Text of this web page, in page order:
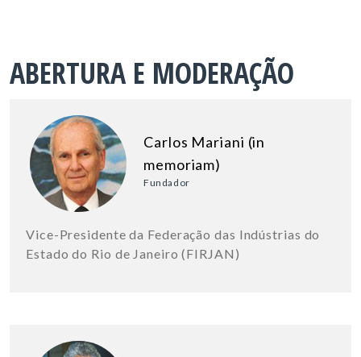
ABERTURA E MODERAÇÃO
Carlos Mariani (in
memoriam)
Fundador
Vice-Presidente da Federação das Indústrias do
Estado do Rio de Janeiro (FIRJAN)